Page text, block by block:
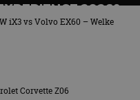
2026?
september
iX3 vs Volvo EX60 – Welke
Corvette Z06